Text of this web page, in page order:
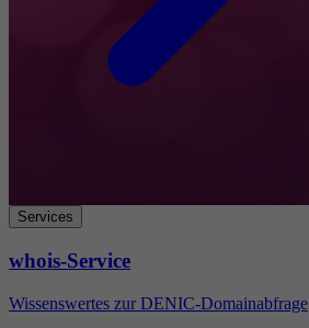
Services
whois-Service
Wissenswertes zur DENIC-Domainabfrage